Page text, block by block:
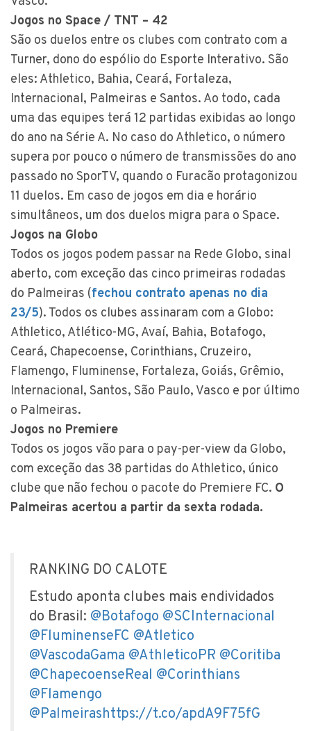
Jogos no Space / TNT – 42
São os duelos entre os clubes com contrato com a
Turner, dono do espólio do Esporte Interativo. São
eles: Athletico, Bahia, Ceará, Fortaleza,
Internacional, Palmeiras e Santos. Ao todo, cada
uma das equipes terá 12 partidas exibidas ao longo
do ano na Série A. No caso do Athletico, o número
supera por pouco o número de transmissões do ano
passado no SporTV, quando o Furacão protagonizou
11 duelos. Em caso de jogos em dia e horário
simultâneos, um dos duelos migra para o Space.
Jogos na Globo
Todos os jogos podem passar na Rede Globo, sinal
aberto, com exceção das cinco primeiras rodadas
do Palmeiras (fechou contrato apenas no dia
23/5). Todos os clubes assinaram com a Globo:
Athletico, Atlético-MG, Avaí, Bahia, Botafogo,
Ceará, Chapecoense, Corinthians, Cruzeiro,
Flamengo, Fluminense, Fortaleza, Goiás, Grêmio,
Internacional, Santos, São Paulo, Vasco e por último
o Palmeiras.
Jogos no Premiere
Todos os jogos vão para o pay-per-view da Globo,
com exceção das 38 partidas do Athletico, único
clube que não fechou o pacote do Premiere FC. O
Palmeiras acertou a partir da sexta rodada.
RANKING DO CALOTE
Estudo aponta clubes mais endividados
do Brasil: @Botafogo @SCInternacional
@FluminenseFC @Atletico
@VascodaGama @AthleticoPR @Coritiba
@ChapecoenseReal @Corinthians
@Flamengo
@Palmeirashttps://t.co/apdA9F75fG